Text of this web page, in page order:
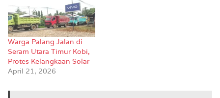
Warga Palang Jalan di
Seram Utara Timur Kobi,
Protes Kelangkaan Solar
April 21, 2026